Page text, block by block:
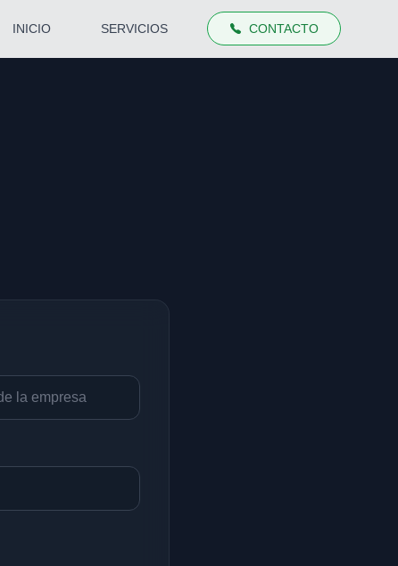
INICIO SERVICIOS CONTACTO